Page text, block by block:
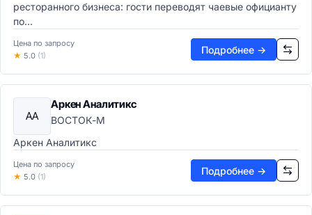
Графовые БД
In-Memory БД
Системы хранения данных (СХД)
ESB системы
API менеджмент
ИТ-операции (ITSM)
Help Desk системы
CMDB системы
ресторанного бизнеса: гости переводят чаевые официанту
по...
Цена по запросу
★ 5.0 (1)
Подробнее →
АА
Аркен Аналитикс
ВОСТОК-М
Аркен Аналитикс
Цена по запросу
★ 5.0 (1)
Подробнее →